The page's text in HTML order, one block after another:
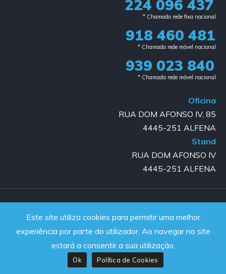
224 096 437
* Chamada rede fixa nacional​
918 460 481
* Chamada rede móvel nacional
939 023 840​
* Chamada rede móvel nacional
Oficina
RUA DOM AFONSO IV, 85
4445-251 ALFENA
Stand
RUA DOM AFONSO IV
4445-251 ALFENA
Powered by JanelaWeb
Este site utiliza cookies para permitir uma melhor
experiência por parte do utilizador. Ao navegar no site
estará a consentir a sua utilização.
Ok Política de Cookies